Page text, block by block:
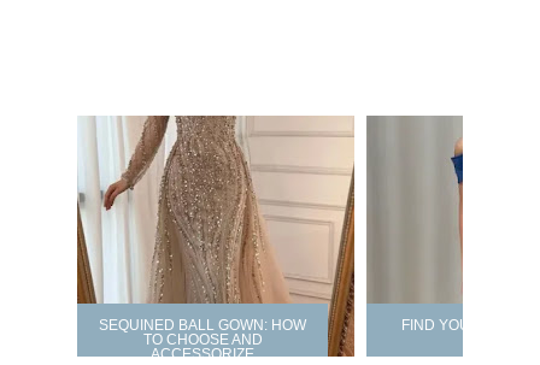
SEQUINED BALL GOWN: HOW
TO CHOOSE AND
ACCESSORIZE
FIND YOUR PROM